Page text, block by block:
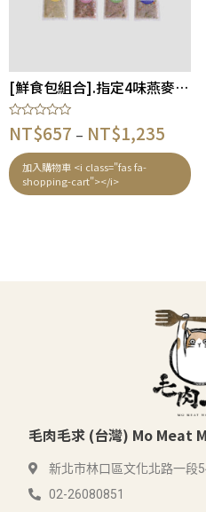
[鮮食包組合].指定4味燕麥X2包營養均衡組合 – 狗適合
評
分
滿
分
5
NT$657 – NT$1,235
加入購物車 <i class="fas fa-
shopping-cart"></i>
毛肉毛求 (台灣) Mo Meat
新北市林口區文化北路一段
02-26080851